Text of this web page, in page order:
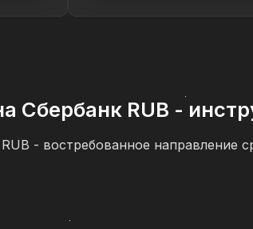
Сбербанк RUB -
- востребованное направление
Сбербанк RUB через сервис